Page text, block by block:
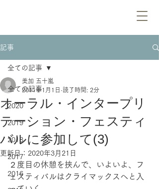
記事
全ての記事
2020
2019
2018
2017
2016
全ての記事
オーラル・インタープリ
テーション・フェスティ
バルに参加して(3)
美加 五十嵐
2011年1月1日 読了時間: 2分
更新日： 2020年3月21日
２度目の休憩を挟んで、いよいよ、フ
ェスティバルはクライマックスへと入